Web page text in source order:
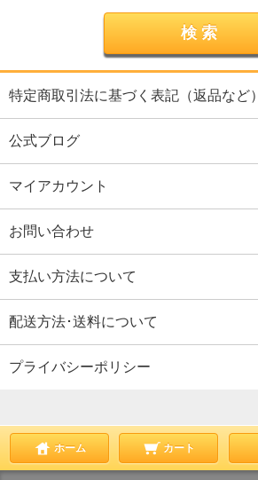
特定商取引法に基づく表記（返品など）
公式ブログ
マイアカウント
お問い合わせ
支払い方法について
配送方法･送料について
プライバシーポリシー
ホーム カート